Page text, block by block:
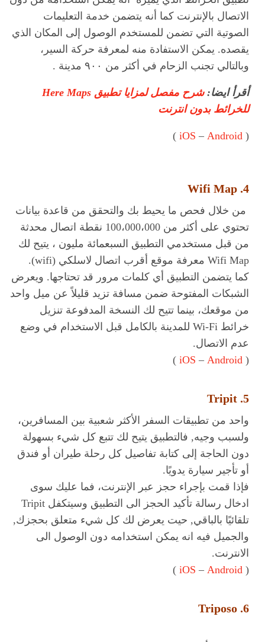
الاتصال بالإنترنت كما أنه يتضمن خدمة التعليمات
الصوتية التي تضمن للمستخدم الوصول إلى المكان الذي
يقصده. يمكن الاستفادة منه لمعرفة حركة السير،
وبالتالي تجنب الزحام في أكثر من ٩٠٠ مدينة .
أقرأ ايضا:
شرح مفصل لمزايا تطبيق Here Maps
للخرائط بدون انترنت
(
iOS – Android
)
4. Wifi Map
من خلال فحص ما يحيط بك والتحقق من قاعدة بيانات
تحتوي على أكثر من 100،000،000 نقطة اتصال محدثة
من قبل مستخدمي التطبيق السبعمائة مليون ، يتيح لك
Wifi Map معرفة موقع أقرب اتصال لاسلكي (wifi).
كما يتضمن التطبيق أي كلمات مرور قد تحتاجها. ويعرض
الشبكات المفتوحة ضمن مسافة تزيد قليلاً عن ميل واحد
من موقعك، بينما تتيح لك النسخة المدفوعة تنزيل
خرائط Wi-Fi للمدينة بالكامل قبل الاستخدام في وضع
عدم الاتصال.
(
iOS – Android
)
5. Tripit
واحد من تطبيقات السفر الأكثر شعبية بين المسافرين،
ولسبب وجيه, فالتطبيق يتيح لك تتبع كل شيء بسهولة
دون الحاجة إلى كتابة تفاصيل كل رحلة طيران أو فندق
أو تأجير سيارة يدويًا.
فإذا قمت بإجراء حجز عبر الإنترنت، فما عليك سوى
ادخال رسالة تأكيد الحجز الى التطبيق وسيتكفل Tripit
تلقائيًا بالباقي, حيت يعرض لك كل شيء متعلق بحجزك,
والجميل فيه انه يمكن استخدامه دون الوصول الى
الانترنت.
(
iOS – Android
)
6. Triposo